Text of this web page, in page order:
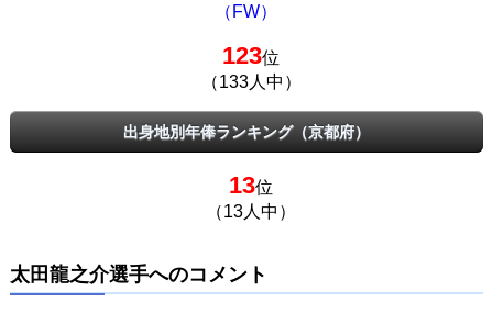
（FW）
123位
（133人中）
出身地別年俸ランキング（京都府）
13位
（13人中）
太田龍之介選手へのコメント